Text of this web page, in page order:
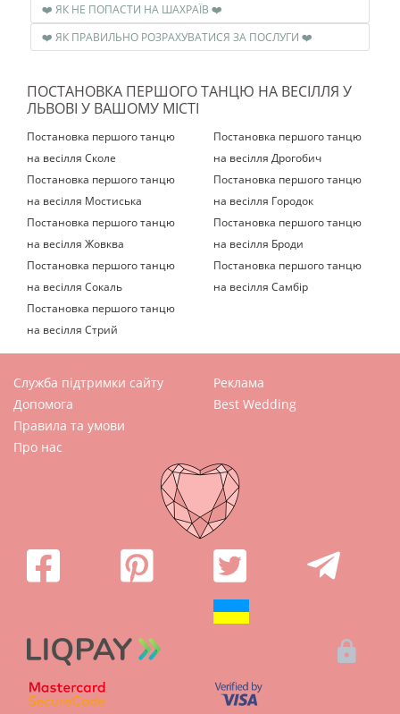
❤️ ЯК НЕ ПОПАСТИ НА ШАХРАЇВ ❤️
❤️ ЯК ПРАВИЛЬНО РОЗРАХУВАТИСЯ ЗА ПОСЛУГИ ❤️
ПОСТАНОВКА ПЕРШОГО ТАНЦЮ НА ВЕСІЛЛЯ У
ЛЬВОВІ У ВАШОМУ МІСТІ
Постановка першого танцю
на весілля Сколе
Постановка першого танцю
на весілля Дрогобич
Постановка першого танцю
на весілля Мостиська‎
Постановка першого танцю
на весілля Городок
Постановка першого танцю
на весілля Жовква
Постановка першого танцю
на весілля Броди
Постановка першого танцю
на весілля Сокаль
Постановка першого танцю
на весілля Самбір
Постановка першого танцю
на весілля Стрий
Служба підтримки сайту
Допомога
Правила та умови
Про нас
Реклама
Best Wedding